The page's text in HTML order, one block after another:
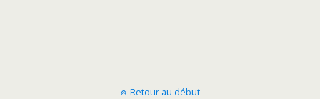
Retour au début